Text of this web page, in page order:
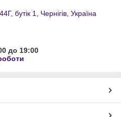
бутік 1, Чернігів, Україна
до 19:00